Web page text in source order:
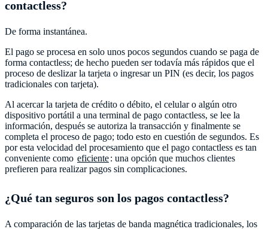
contactless?
De forma instantánea.
El pago se procesa en solo unos pocos segundos cuando se paga de
forma contactless; de hecho pueden ser todavía más rápidos que el
proceso de deslizar la tarjeta o ingresar un PIN (es decir, los pagos
tradicionales con tarjeta).
Al acercar la tarjeta de crédito o débito, el celular o algún otro
dispositivo portátil a una terminal de pago contactless, se lee la
información, después se autoriza la transacción y finalmente se
completa el proceso de pago; todo esto en cuestión de segundos. Es
por esta velocidad del procesamiento que el pago contactless es tan
conveniente como eficiente: una opción que muchos clientes
prefieren para realizar pagos sin complicaciones.
¿Qué tan seguros son los pagos contactless?
A comparación de las tarjetas de banda magnética tradicionales, los